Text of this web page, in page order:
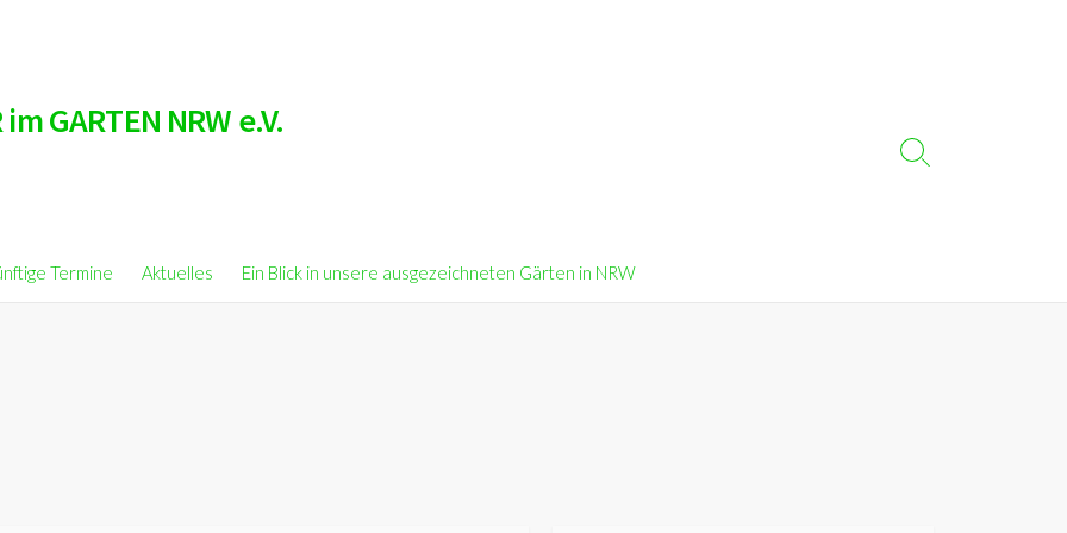
im GARTEN NRW e.V.
Termine Aktuelles Ein Blick in unsere ausgezeichneten Gärten in NRW
Search